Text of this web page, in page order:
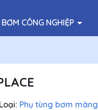
CÔNG NGHIỆP
Loại: Phụ tùng bơm màng